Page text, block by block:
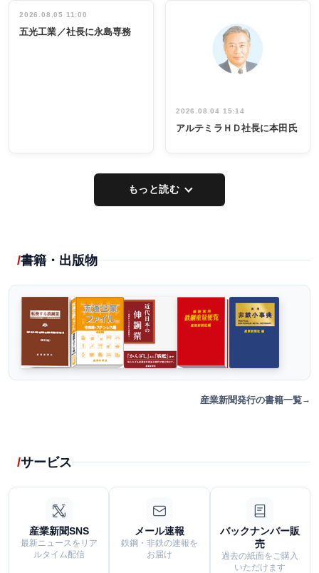
インタビュ
ー／社内ア
祝う 業界関
係者ら220人
出席
2026.08.05 11:00
五光工業／社長に永島専務
2026.08.04 15:14
アルテミラＨＤ社長に本田氏
もっと読む
書籍・出版物
産業新聞発行の書籍一覧
サービス
産業新聞SNS
最新ニュースをリア
ルタイム配信
メール速報
鉄鋼・非鉄の速報を
お届け
バックナンバー販
売
過去の紙面をご購入
いただけます